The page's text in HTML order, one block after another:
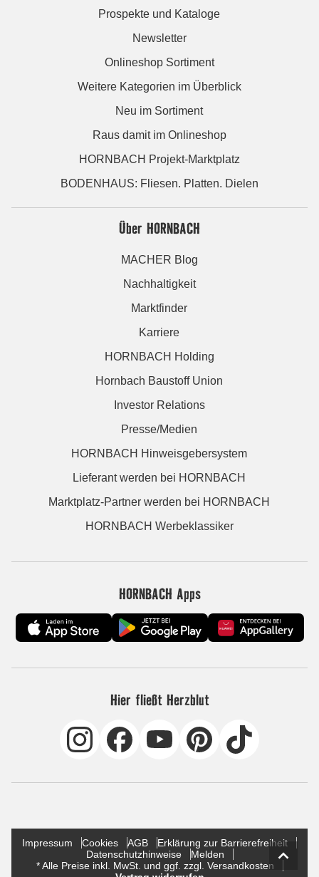
Prospekte und Kataloge
Newsletter
Onlineshop Sortiment
Weitere Kategorien im Überblick
Neu im Sortiment
Raus damit im Onlineshop
HORNBACH Projekt-Marktplatz
BODENHAUS: Fliesen. Platten. Dielen
Über HORNBACH
MACHER Blog
Nachhaltigkeit
Marktfinder
Karriere
HORNBACH Holding
Hornbach Baustoff Union
Investor Relations
Presse/Medien
HORNBACH Hinweisgebersystem
Lieferant werden bei HORNBACH
Marktplatz-Partner werden bei HORNBACH
HORNBACH Werbeklassiker
HORNBACH Apps
Hier fließt Herzblut
Impressum Cookies AGB
Erklärung zur Barrierefreiheit
Datenschutzhinweise
Melden
* Alle Preise inkl. MwSt. und ggf. zzgl. Versandkosten